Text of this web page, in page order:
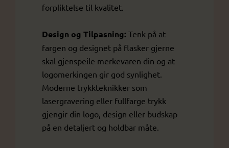
forpliktelse til kvalitet.
Design og Tilpasning: Tenk på at
fargen og designet på flasker gjerne
skal gjenspeile merkevaren din og at
logomerkingen gir god synlighet.
Moderne trykkteknikker som
lasergravering eller fullfarge trykk
gjengir din logo, design eller budskap
på en detaljert og holdbar måte.